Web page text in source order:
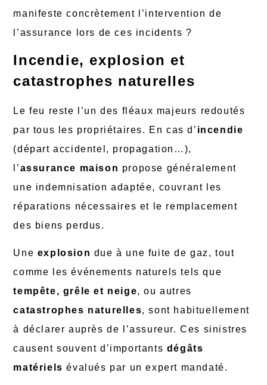
manifeste concrètement l’intervention de
l’assurance lors de ces incidents ?
Incendie, explosion et
catastrophes naturelles
Le feu reste l’un des fléaux majeurs redoutés
par tous les propriétaires. En cas d’ incendie
(départ accidentel, propagation…),
l’assurance maison propose généralement
une indemnisation adaptée, couvrant les
réparations nécessaires et le remplacement
des biens perdus.
Une explosion due à une fuite de gaz, tout
comme les événements naturels tels que
tempête, grêle et neige, ou autres
catastrophes naturelles, sont habituellement
à déclarer auprès de l’assureur. Ces sinistres
causent souvent d’importants dégâts
matériels évalués par un expert mandaté.